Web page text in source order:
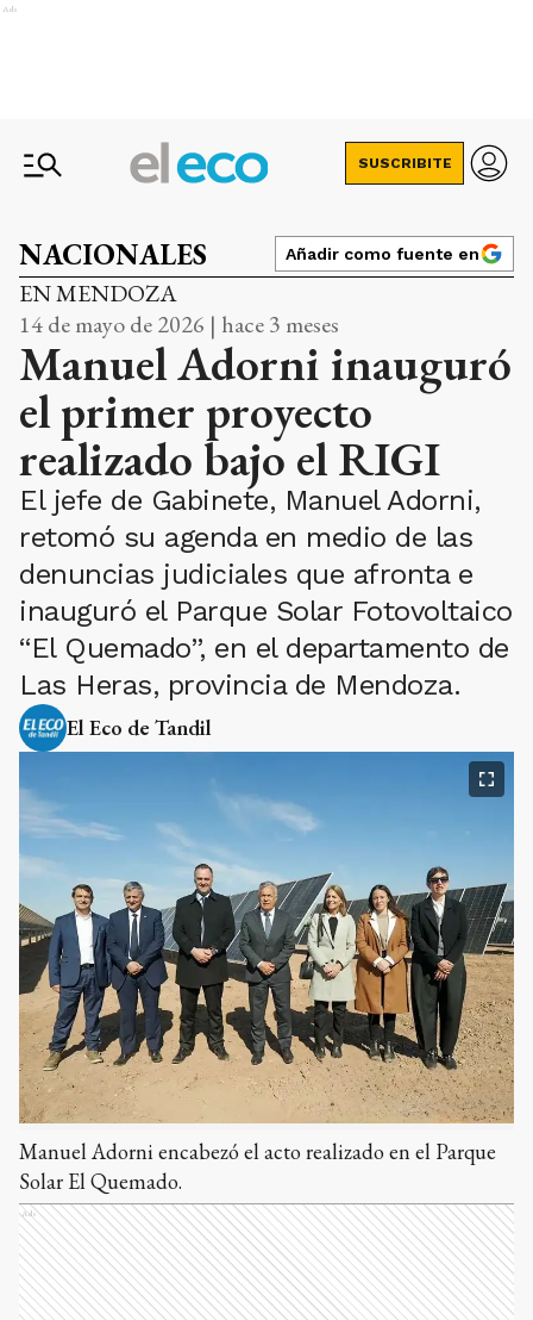
Ads
SUSCRIBITE
NACIONALES Añadir como fuente en
EN MENDOZA
14 de mayo de 2026 | hace 3 meses
Manuel Adorni inauguró
el primer proyecto
realizado bajo el RIGI
El jefe de Gabinete, Manuel Adorni,
retomó su agenda en medio de las
denuncias judiciales que afronta e
inauguró el Parque Solar Fotovoltaico
“El Quemado”, en el departamento de
Las Heras, provincia de Mendoza.
El Eco de Tandil
Manuel Adorni encabezó el acto realizado en el Parque
Solar El Quemado.
Ads